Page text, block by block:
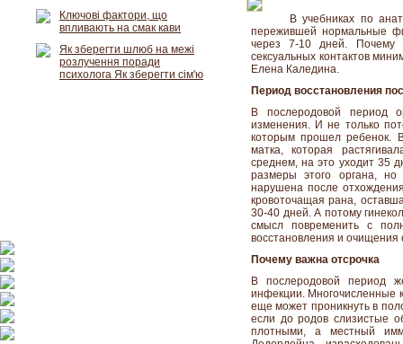
В учебниках по
пережившей нормальные
через 7-10 дней. Почему
сексуальных контактов
Елена Каледина.
Период восстановления
В послеродовой период
изменения. И не только
которым прошел ребенок.
матка, которая
среднем, на это уходит 35
размеры этого органа,
нарушена после
кровоточащая рана,
30-40 дней. А потому
смысл повременить с
восстановления и очищения
Почему важна отсрочка
В послеродовой период
инфекции. Многочисленные
еще может проникнуть в
если до родов слизистые
плотными, а местный
Ключові фактори, що
впливають на смак кави
Як зберегти шлюб на межі
розлучення поради
психолога Як зберегти сім'ю